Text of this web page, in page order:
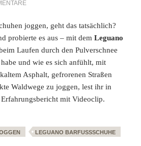
joggen, geht das tatsächlich?
probierte es aus – mit demLeguano
Laufen durch den Pulverschnee
und wie es sich anfühlt, mit
Asphalt, gefrorenen Straßen
Waldwege zu joggen, lest ihr in
mit Videoclip.
Barfußschuh
LEGUANO BARFUSSSCHUHE